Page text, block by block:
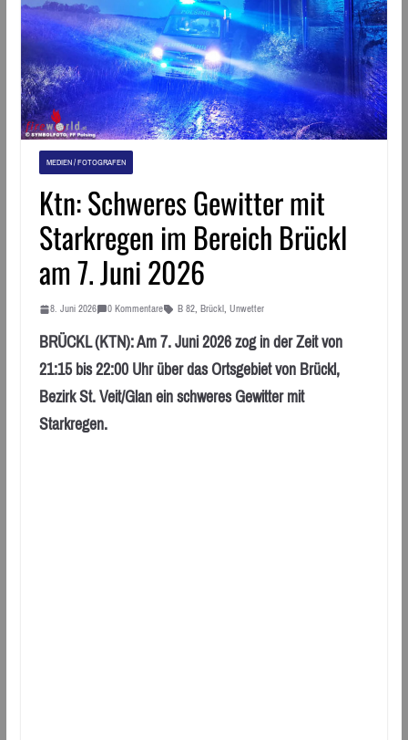
MEDIEN / FOTOGRAFEN
Ktn: Schweres Gewitter mit
Starkregen im Bereich Brückl
am 7. Juni 2026
8. Juni 2026 0 Kommentare B 82, Brückl, Unwetter
BRÜCKL (KTN): Am 7. Juni 2026 zog in der Zeit von
21:15 bis 22:00 Uhr über das Ortsgebiet von Brückl,
Bezirk St. Veit/Glan ein schweres Gewitter mit
Starkregen.